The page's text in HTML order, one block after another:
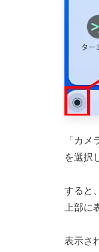
「カ
を選択
すると
上部に
表示さ